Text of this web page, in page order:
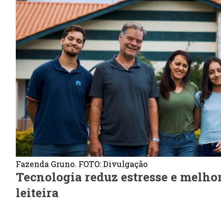
Fazenda Gruno. FOTO: Divulgação
Tecnologia reduz estresse e
leiteira